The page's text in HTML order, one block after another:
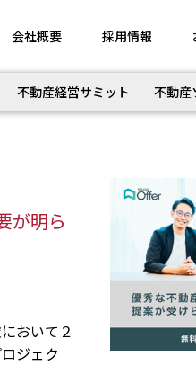
会社概要 採用情報
不動産経営サミット 不動産
が明ら
おいて２
ジェク